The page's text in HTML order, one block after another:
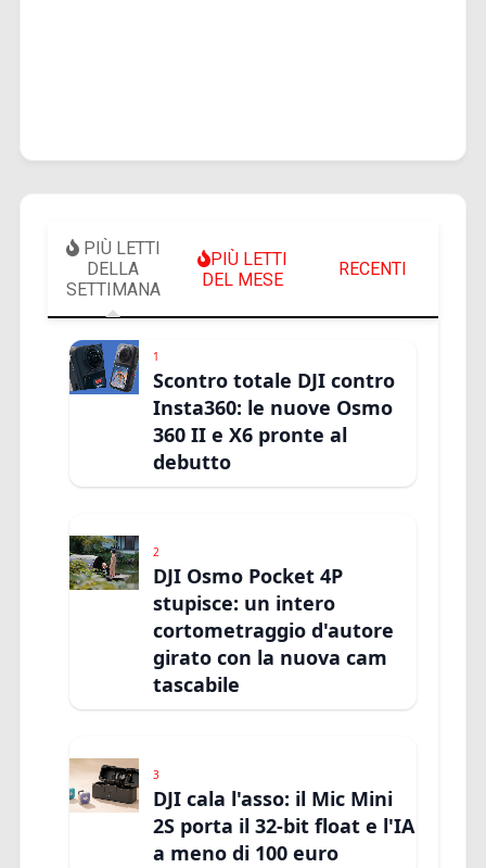
PIÙ LETTI
DELLA
SETTIMANA
PIÙ LETTI
DEL MESE
RECENTI
1
Scontro totale DJI contro
Insta360: le nuove Osmo
360 II e X6 pronte al
debutto
2
DJI Osmo Pocket 4P
stupisce: un intero
cortometraggio d'autore
girato con la nuova cam
tascabile
3
DJI cala l'asso: il Mic Mini
2S porta il 32-bit float e l'IA
a meno di 100 euro